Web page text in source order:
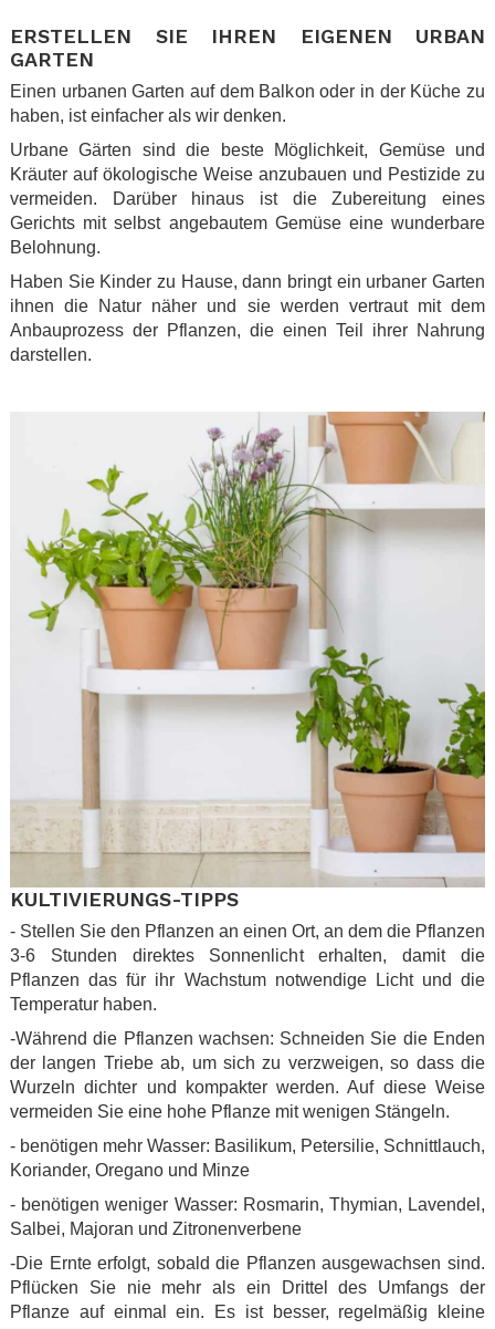
ERSTELLEN SIE IHREN EIGENEN URBAN
GARTEN
Einen urbanen Garten auf dem Balkon oder in der Küche zu
haben, ist einfacher als wir denken.
Urbane Gärten sind die beste Möglichkeit, Gemüse und
Kräuter auf ökologische Weise anzubauen und Pestizide zu
vermeiden. Darüber hinaus ist die Zubereitung eines
Gerichts mit selbst angebautem Gemüse eine wunderbare
Belohnung.
Haben Sie Kinder zu Hause, dann bringt ein urbaner Garten
ihnen die Natur näher und sie werden vertraut mit dem
Anbauprozess der Pflanzen, die einen Teil ihrer Nahrung
darstellen.
KULTIVIERUNGS-TIPPS
- Stellen Sie den Pflanzen an einen Ort, an dem die Pflanzen
3-6 Stunden direktes Sonnenlicht erhalten, damit die
Pflanzen das für ihr Wachstum notwendige Licht und die
Temperatur haben.
-Während die Pflanzen wachsen: Schneiden Sie die Enden
der langen Triebe ab, um sich zu verzweigen, so dass die
Wurzeln dichter und kompakter werden. Auf diese Weise
vermeiden Sie eine hohe Pflanze mit wenigen Stängeln.
- benötigen mehr Wasser: Basilikum, Petersilie, Schnittlauch,
Koriander, Oregano und Minze
- benötigen weniger Wasser: Rosmarin, Thymian, Lavendel,
Salbei, Majoran und Zitronenverbene
-Die Ernte erfolgt, sobald die Pflanzen ausgewachsen sind.
Pflücken Sie nie mehr als ein Drittel des Umfangs der
Pflanze auf einmal ein. Es ist besser, regelmäßig kleine